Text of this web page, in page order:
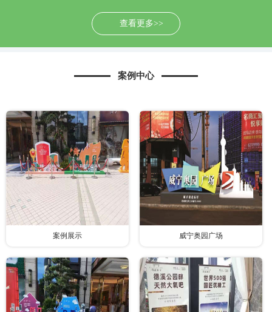
查看更多>>
案例中心
案例展示 威宁奥园广场